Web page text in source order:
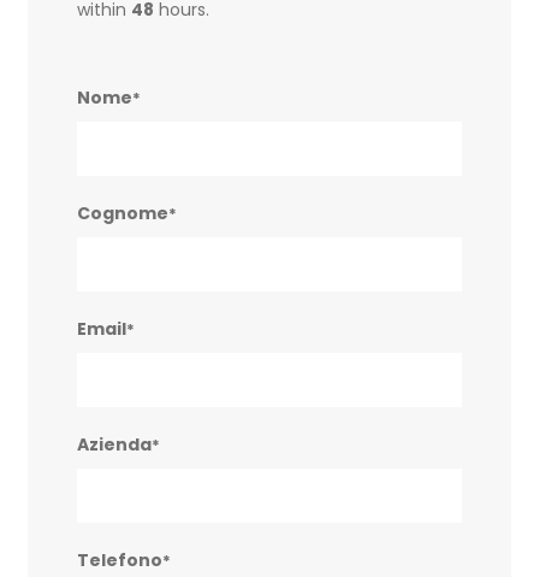
within 48 hours.
Nome*
Cognome*
Email*
Azienda*
Telefono*